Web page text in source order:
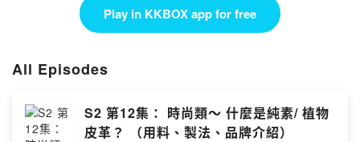
素食文化愈見普及，
一個31年內從未食過肉嘅人Elvis，
介紹城中素食資訊，教你點煮素食、食譜推介等 。
以第一身話俾大家知，
小朋友從小食素到大都能夠健康成長。
Play in KKBOX app for free
All Episodes
S2 第12集： 時尚類～ 什麼是純素/ 植物
皮革？ （用料、製法、品牌介紹）